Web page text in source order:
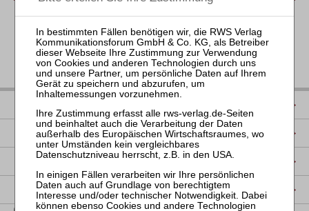
DATENSCHUTZ
NUTZUNGSBESTIMMUNGEN/AGB
PRODUKTSICHERHEIT (GPSR)